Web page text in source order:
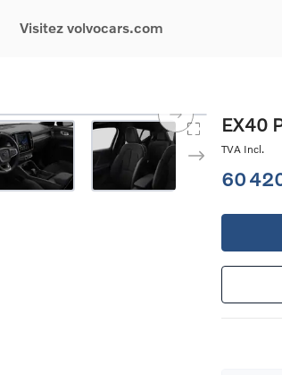
Voitures électriques
Voitures hybrides
rechargeables
Visitez volvocars.com
Réservez un essai
Entretien & Réparations
Reprise de votre voiture
EX40
TVA Incl.
60